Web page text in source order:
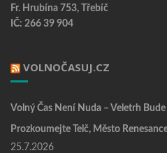
Fr. Hrubína 753, Třebíč
IČ: 266 39 904
VOLNOČASUJ.CZ
Volný Čas Není Nuda – Veletrh
Prozkoumejte Telč, Město
25.7.2026